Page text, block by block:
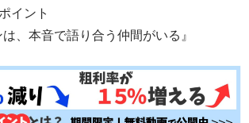
イント
は、本音で語り合う仲間がいる』